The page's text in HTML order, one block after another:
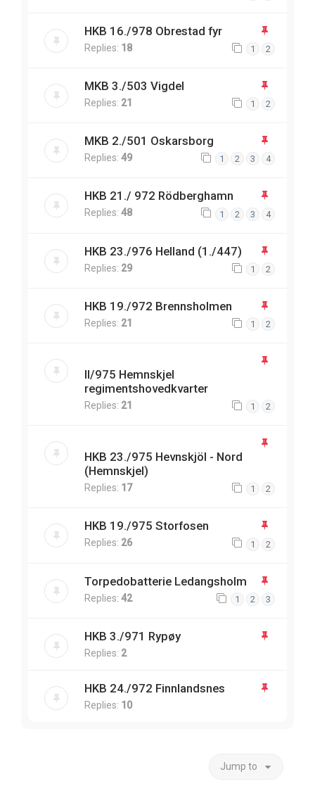
HKB 16./978 Obrestad fyr
Replies: 18 1 2
MKB 3./503 Vigdel
Replies: 21 1 2
MKB 2./501 Oskarsborg
Replies: 49 1 2 3 4
HKB 21./ 972 Rödberghamn
Replies: 48 1 2 3 4
HKB 23./976 Helland (1./447)
Replies: 29 1 2
HKB 19./972 Brennsholmen
Replies: 21 1 2
II/975 Hemnskjel
regimentshovedkvarter
Replies: 21 1 2
HKB 23./975 Hevnskjöl - Nord
(Hemnskjel)
Replies: 17 1 2
HKB 19./975 Storfosen
Replies: 26 1 2
Torpedobatterie Ledangsholm
Replies: 42 1 2 3
HKB 3./971 Rypøy
Replies: 2
HKB 24./972 Finnlandsnes
Replies: 10
Jump to